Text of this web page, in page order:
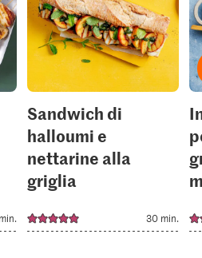
it
to
your
Sandwich di
halloumi e
nettarine alla
griglia
30 min.